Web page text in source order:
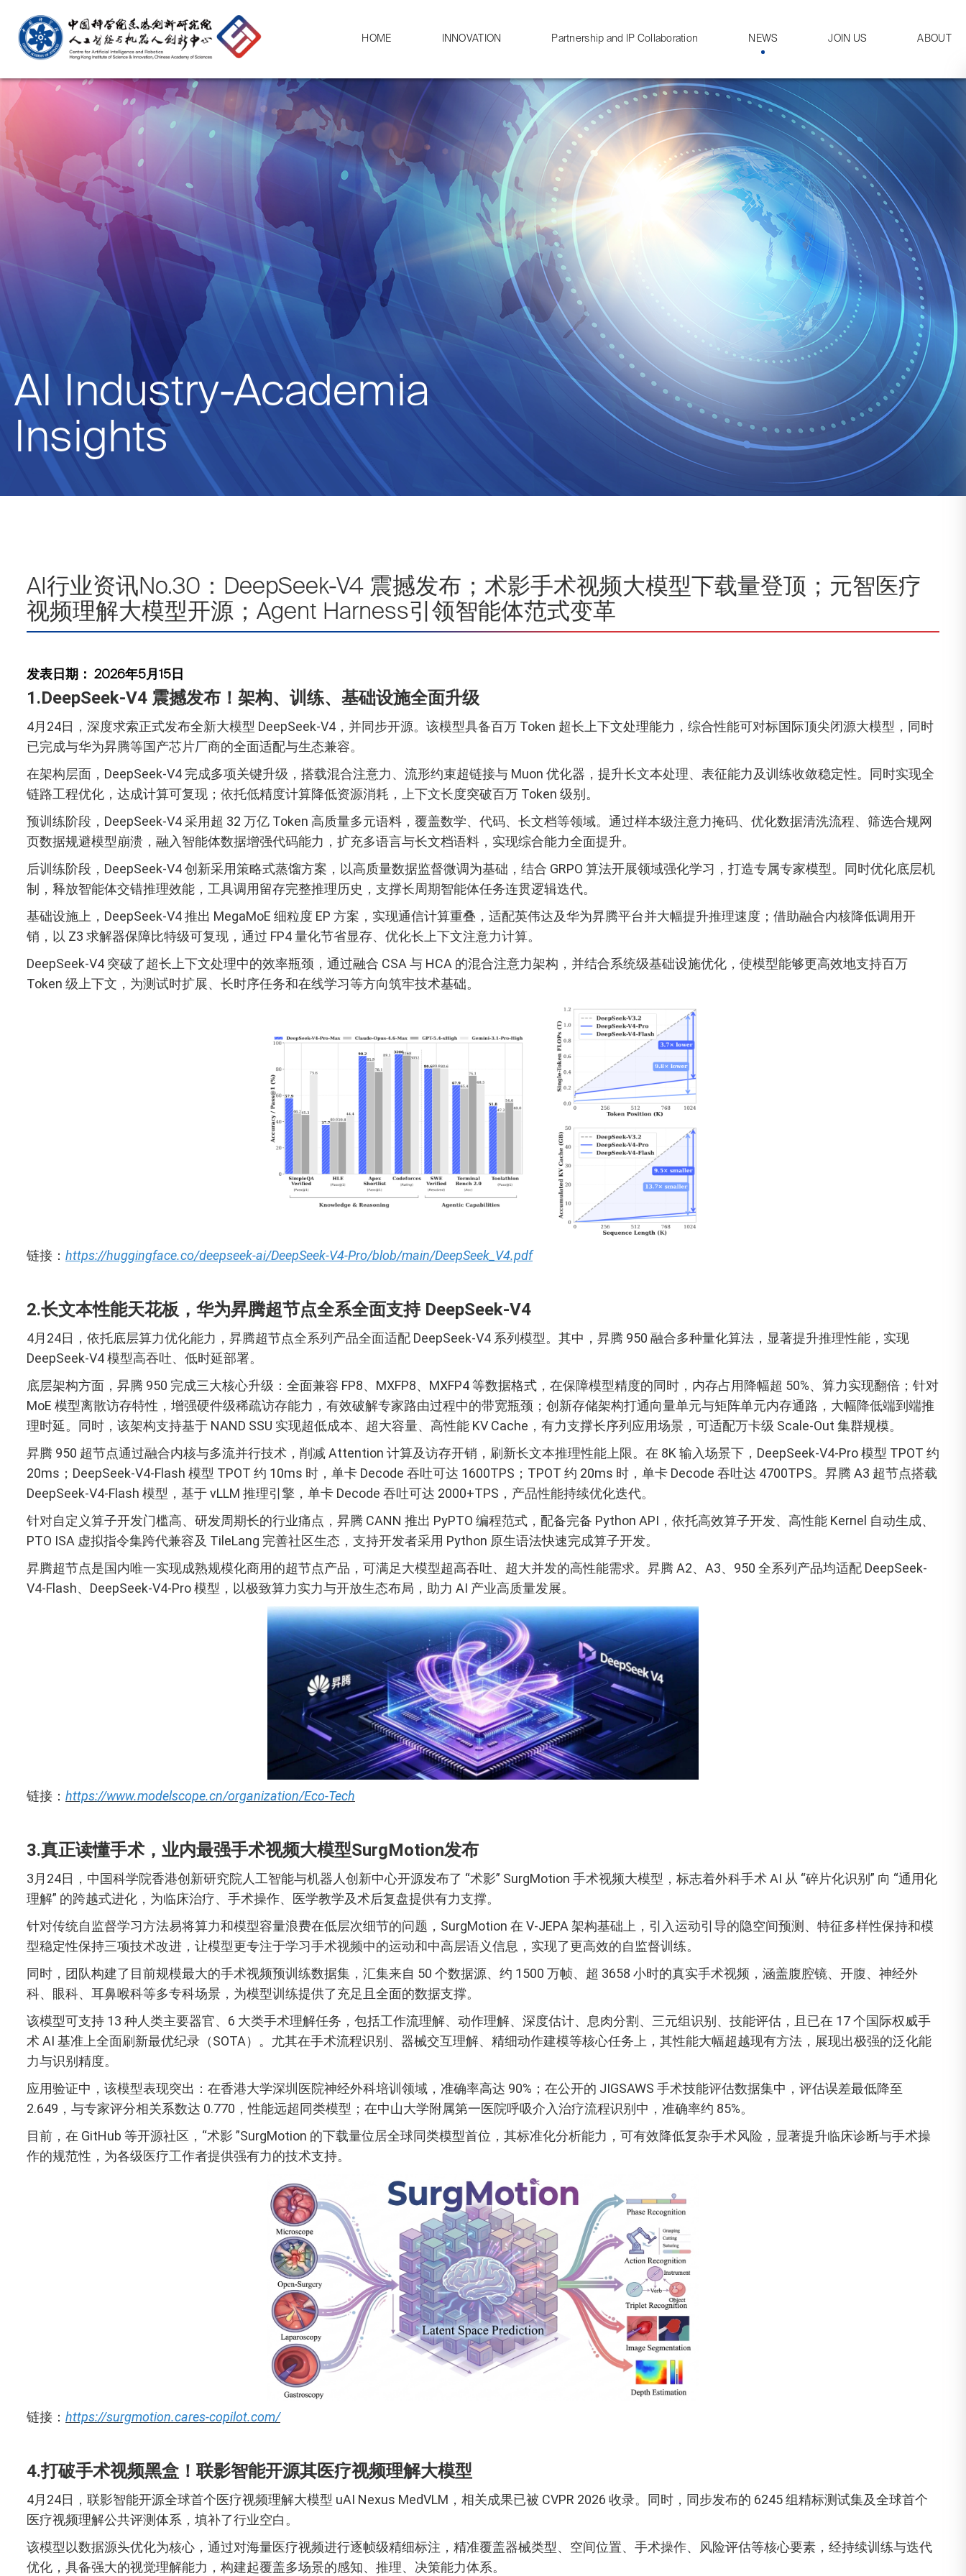
HOME INNOVATION Partnership and IP Collaboration NEWS JOIN US ABOUT
AI Industry-Academia
Insights
AI行业资讯No.30：DeepSeek-V4 震撼发布；术影手术视频大模型下载量登顶；元智医疗
视频理解大模型开源；Agent Harness引领智能体范式变革
发表日期： 2026年5月15日
1.DeepSeek-V4 震撼发布！架构、训练、基础设施全面升级
4月24日，深度求索正式发布全新大模型 DeepSeek-V4，并同步开源。该模型具备百万 Token 超长上下文处理能力，综合性能可对标国际顶尖闭源大模型，同时
已完成与华为昇腾等国产芯片厂商的全面适配与生态兼容。
在架构层面，DeepSeek-V4 完成多项关键升级，搭载混合注意力、流形约束超链接与 Muon 优化器，提升长文本处理、表征能力及训练收敛稳定性。同时实现全
链路工程优化，达成计算可复现；依托低精度计算降低资源消耗，上下文长度突破百万 Token 级别。
预训练阶段，DeepSeek-V4 采用超 32 万亿 Token 高质量多元语料，覆盖数学、代码、长文档等领域。通过样本级注意力掩码、优化数据清洗流程、筛选合规网
页数据规避模型崩溃，融入智能体数据增强代码能力，扩充多语言与长文档语料，实现综合能力全面提升。
后训练阶段，DeepSeek-V4 创新采用策略式蒸馏方案，以高质量数据监督微调为基础，结合 GRPO 算法开展领域强化学习，打造专属专家模型。同时优化底层机
制，释放智能体交错推理效能，工具调用留存完整推理历史，支撑长周期智能体任务连贯逻辑迭代。
基础设施上，DeepSeek-V4 推出 MegaMoE 细粒度 EP 方案，实现通信计算重叠，适配英伟达及华为昇腾平台并大幅提升推理速度；借助融合内核降低调用开
销，以 Z3 求解器保障比特级可复现，通过 FP4 量化节省显存、优化长上下文注意力计算。
DeepSeek-V4 突破了超长上下文处理中的效率瓶颈，通过融合 CSA 与 HCA 的混合注意力架构，并结合系统级基础设施优化，使模型能够更高效地支持百万
Token 级上下文，为测试时扩展、长时序任务和在线学习等方向筑牢技术基础。
链接： https://huggingface.co/deepseek-ai/DeepSeek-V4-Pro/blob/main/DeepSeek_V4.pdf
2.长文本性能天花板，华为昇腾超节点全系全面支持 DeepSeek-V4
4月24日，依托底层算力优化能力，昇腾超节点全系列产品全面适配 DeepSeek-V4 系列模型。其中，昇腾 950 融合多种量化算法，显著提升推理性能，实现
DeepSeek-V4 模型高吞吐、低时延部署。
底层架构方面，昇腾 950 完成三大核心升级：全面兼容 FP8、MXFP8、MXFP4 等数据格式，在保障模型精度的同时，内存占用降幅超 50%、算力实现翻倍；针对
MoE 模型离散访存特性，增强硬件级稀疏访存能力，有效破解专家路由过程中的带宽瓶颈；创新存储架构打通向量单元与矩阵单元内存通路，大幅降低端到端推
理时延。同时，该架构支持基于 NAND SSU 实现超低成本、超大容量、高性能 KV Cache，有力支撑长序列应用场景，可适配万卡级 Scale-Out 集群规模。
昇腾 950 超节点通过融合内核与多流并行技术，削减 Attention 计算及访存开销，刷新长文本推理性能上限。在 8K 输入场景下，DeepSeek-V4-Pro 模型 TPOT 约
20ms；DeepSeek-V4-Flash 模型 TPOT 约 10ms 时，单卡 Decode 吞吐可达 1600TPS；TPOT 约 20ms 时，单卡 Decode 吞吐达 4700TPS。昇腾 A3 超节点搭载
DeepSeek-V4-Flash 模型，基于 vLLM 推理引擎，单卡 Decode 吞吐可达 2000+TPS，产品性能持续优化迭代。
针对自定义算子开发门槛高、研发周期长的行业痛点，昇腾 CANN 推出 PyPTO 编程范式，配备完备 Python API，依托高效算子开发、高性能 Kernel 自动生成、
PTO ISA 虚拟指令集跨代兼容及 TileLang 完善社区生态，支持开发者采用 Python 原生语法快速完成算子开发。
昇腾超节点是国内唯一实现成熟规模化商用的超节点产品，可满足大模型超高吞吐、超大并发的高性能需求。昇腾 A2、A3、950 全系列产品均适配 DeepSeek-
V4-Flash、DeepSeek-V4-Pro 模型，以极致算力实力与开放生态布局，助力 AI 产业高质量发展。
链接： https://www.modelscope.cn/organization/Eco-Tech
3.真正读懂手术，业内最强手术视频大模型SurgMotion发布
3月24日，中国科学院香港创新研究院人工智能与机器人创新中心开源发布了 “术影” SurgMotion 手术视频大模型，标志着外科手术 AI 从 “碎片化识别” 向 “通用化
理解” 的跨越式进化，为临床治疗、手术操作、医学教学及术后复盘提供有力支撑。
针对传统自监督学习方法易将算力和模型容量浪费在低层次细节的问题，SurgMotion 在 V-JEPA 架构基础上，引入运动引导的隐空间预测、特征多样性保持和模
型稳定性保持三项技术改进，让模型更专注于学习手术视频中的运动和中高层语义信息，实现了更高效的自监督训练。
同时，团队构建了目前规模最大的手术视频预训练数据集，汇集来自 50 个数据源、约 1500 万帧、超 3658 小时的真实手术视频，涵盖腹腔镜、开腹、神经外
科、眼科、耳鼻喉科等多专科场景，为模型训练提供了充足且全面的数据支撑。
该模型可支持 13 种人类主要器官、6 大类手术理解任务，包括工作流理解、动作理解、深度估计、息肉分割、三元组识别、技能评估，且已在 17 个国际权威手
术 AI 基准上全面刷新最优纪录（SOTA）。尤其在手术流程识别、器械交互理解、精细动作建模等核心任务上，其性能大幅超越现有方法，展现出极强的泛化能
力与识别精度。
应用验证中，该模型表现突出：在香港大学深圳医院神经外科培训领域，准确率高达 90%；在公开的 JIGSAWS 手术技能评估数据集中，评估误差最低降至
2.649，与专家评分相关系数达 0.770，性能远超同类模型；在中山大学附属第一医院呼吸介入治疗流程识别中，准确率约 85%。
目前，在 GitHub 等开源社区，“术影 ”SurgMotion 的下载量位居全球同类模型首位，其标准化分析能力，可有效降低复杂手术风险，显著提升临床诊断与手术操
作的规范性，为各级医疗工作者提供强有力的技术支持。
链接： https://surgmotion.cares-copilot.com/
4.打破手术视频黑盒！联影智能开源其医疗视频理解大模型
4月24日，联影智能开源全球首个医疗视频理解大模型 uAI Nexus MedVLM，相关成果已被 CVPR 2026 收录。同时，同步发布的 6245 组精标测试集及全球首个
医疗视频理解公共评测体系，填补了行业空白。
该模型以数据源头优化为核心，通过对海量医疗视频进行逐帧级精细标注，精准覆盖器械类型、空间位置、手术操作、风险评估等核心要素，经持续训练与迭代
优化，具备强大的视觉理解能力，构建起覆盖多场景的感知、推理、决策能力体系。